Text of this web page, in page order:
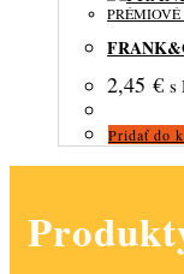
2,45 € s
Pridať do